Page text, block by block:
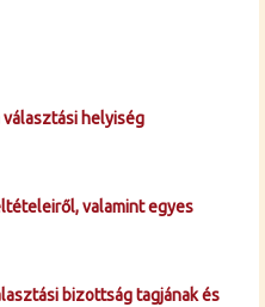
helyiség
valamint egyes
bizottság tagjának és